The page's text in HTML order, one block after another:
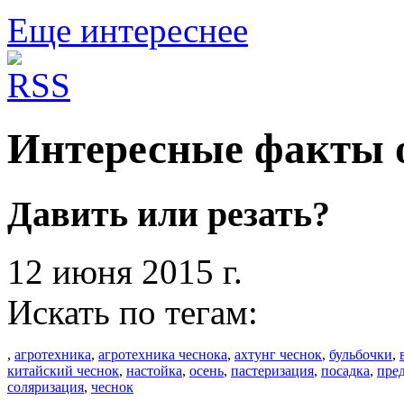
Еще интереснее
Интересные факты
Давить или резать?
12 июня 2015 г.
Искать по тегам:
, агротехника, агротехника чеснока, ахтунг чеснок, бульбочки,
китайский чеснок, настойка, осень, пастеризация, посадка,
соляризация, чеснок